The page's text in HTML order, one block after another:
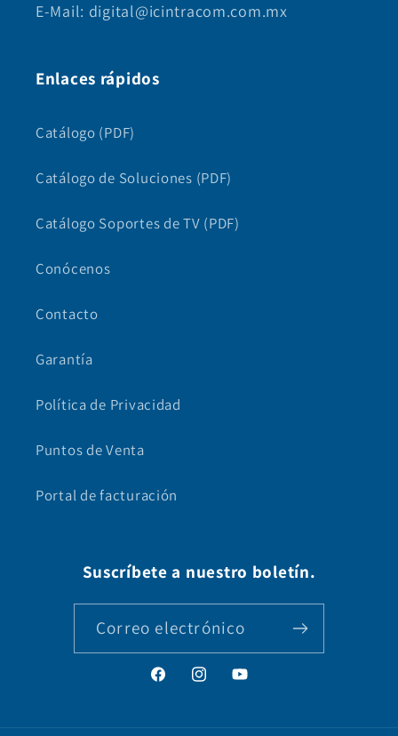
E-Mail: digital@icintracom.com.mx
Enlaces rápidos
Catálogo (PDF)
Catálogo de Soluciones (PDF)
Catálogo Soportes de TV (PDF)
Conócenos
Contacto
Garantía
Política de Privacidad
Puntos de Venta
Portal de facturación
Suscríbete a nuestro boletín.
Correo electrónico
FacebookInstagramYouTube